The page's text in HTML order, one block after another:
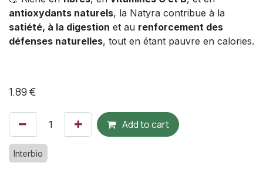
antioxydants naturels, la Natyra contribue à la
satiété, à la digestion et au renforcement des
défenses naturelles, tout en étant pauvre en calories.
1.89€
Add to cart
Interbio